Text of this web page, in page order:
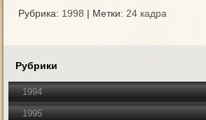
Рубрика: 1998 | Метки: 24 кадра
Рубрики
1994
1995